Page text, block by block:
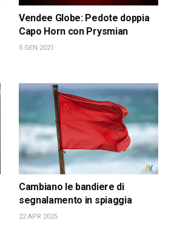
Vendee Globe: Pedote doppia
Capo Horn con Prysmian
5 GEN 2021
Cambiano le bandiere di
segnalamento in spiaggia
22 APR 2025